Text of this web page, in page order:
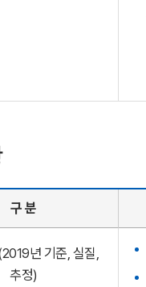
구 분
년 기준, 실질,
추정)